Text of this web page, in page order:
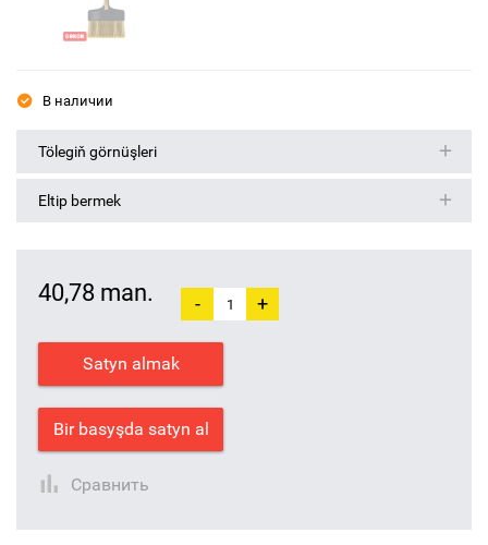
В наличии
Tölegiň görnüşleri
Eltip bermek
40,78 man. - +
Satyn almak
Bir basyşda satyn al
Сравнить